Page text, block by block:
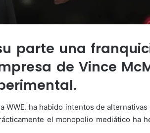
parte una
de Vince
ha habido intentos de
el monopolio mediático ha